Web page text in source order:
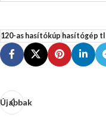
120-as hasítókúp hasítógép
Újabbak